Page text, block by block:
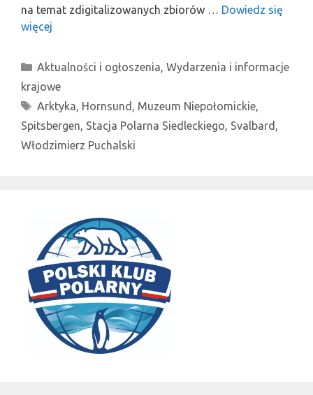
na temat zdigitalizowanych zbiorów … Dowiedz się
więcej
Kategorie
Aktualności i ogłoszenia, Wydarzenia i informacje
krajowe
Tagi
Arktyka, Hornsund , Muzeum Niepołomickie,
Spitsbergen, Stacja Polarna Siedleckiego, Svalbard ,
Włodzimierz Puchalski